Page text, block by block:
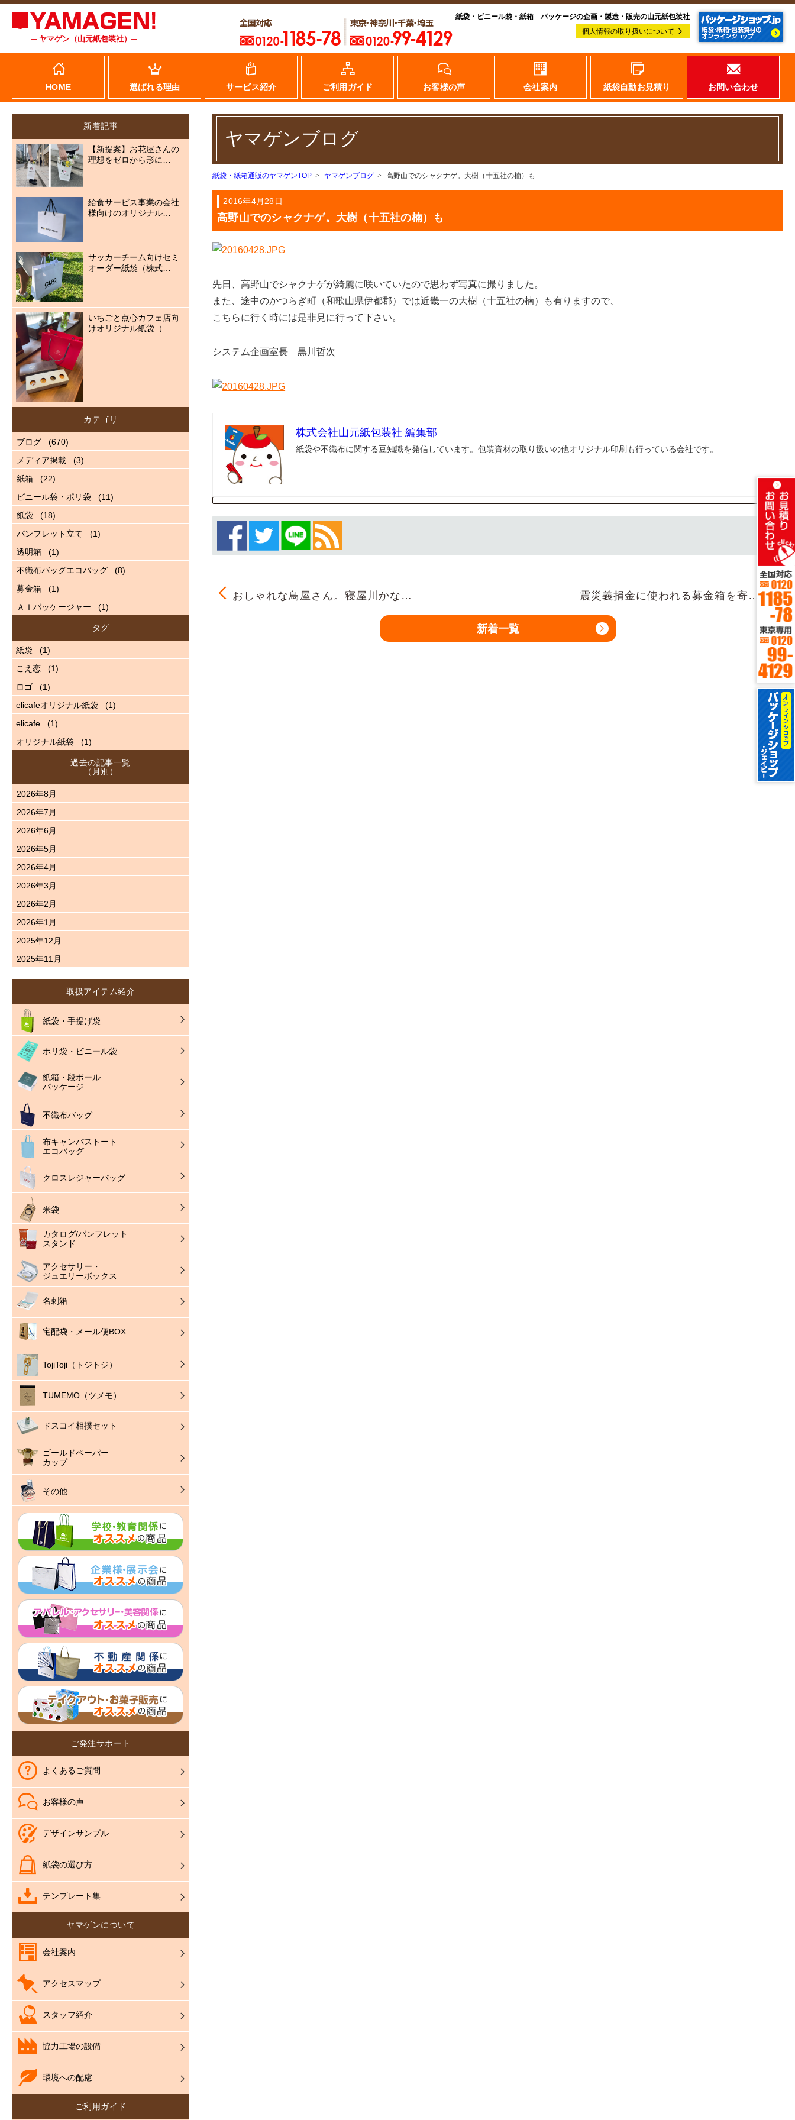
─ ヤマゲン（山元紙包装社）─
紙袋・ビニール袋・紙箱 パッケージの企画・製造・販売の山元紙包装社
個人情報の取り扱いについて
HOME 選ばれる理由 サービス紹介 ご利用ガイド お客様の声 会社案内 紙袋自動お見積り お問い合わせ
ヤマゲンブログ
紙袋・紙箱通販のヤマゲンTOP ヤマゲンブログ 高野山でのシャクナゲ。大樹（十五社の楠）も
2016年4月28日
高野山でのシャクナゲ。大樹（十五社の楠）も
先日、高野山でシャクナゲが綺麗に咲いていたので思わず写真に撮りました。
また、途中のかつらぎ町（和歌山県伊都郡）では近畿一の大樹（十五社の楠）も有りますので、
こちらに行く時には是非見に行って下さい。
システム企画室長 黒川哲次
株式会社山元紙包装社 編集部
紙袋や不織布に関する豆知識を発信しています。包装資材の取り扱いの他オリジナル印刷も行っている会社です。
おしゃれな鳥屋さん。寝屋川かな… 震災義捐金に使われる募金箱を寄…
新着一覧
新着記事
【新提案】お花屋さんの
理想をゼロから形に…
給食サービス事業の会社
様向けのオリジナル…
サッカーチーム向けセミ
オーダー紙袋（株式…
いちごと点心カフェ店向
けオリジナル紙袋（…
カテゴリ
ブログ
(670)
メディア掲載
(3)
紙箱
(22)
ビニール袋・ポリ袋
(11)
紙袋
(18)
パンフレット立て
(1)
透明箱
(1)
不織布バッグエコバッグ
(8)
募金箱
(1)
ＡＩパッケージャー
(1)
タグ
紙袋
(1)
こえ恋
(1)
ロゴ
(1)
elicafeオリジナル紙袋
(1)
elicafe
(1)
オリジナル紙袋
(1)
過去の記事一覧
（月別）
2026年8月
2026年7月
2026年6月
2026年5月
2026年4月
2026年3月
2026年2月
2026年1月
2025年12月
2025年11月
取扱アイテム紹介
紙袋・手提げ袋
ポリ袋・ビニール袋
紙箱・段ボール
パッケージ
不織布バッグ
布キャンバストート
エコバッグ
クロスレジャーバッグ
米袋
カタログ/パンフレット
スタンド
アクセサリー・
ジュエリーボックス
名刺箱
宅配袋・メール便BOX
TojiToji（トジトジ）
TUMEMO（ツメモ）
ドスコイ相撲セット
ゴールドペーパー
カップ
その他
ご発注サポート
よくあるご質問
お客様の声
デザインサンプル
紙袋の選び方
テンプレート集
ヤマゲンについて
会社案内
アクセスマップ
スタッフ紹介
協力工場の設備
環境への配慮
ご利用ガイド